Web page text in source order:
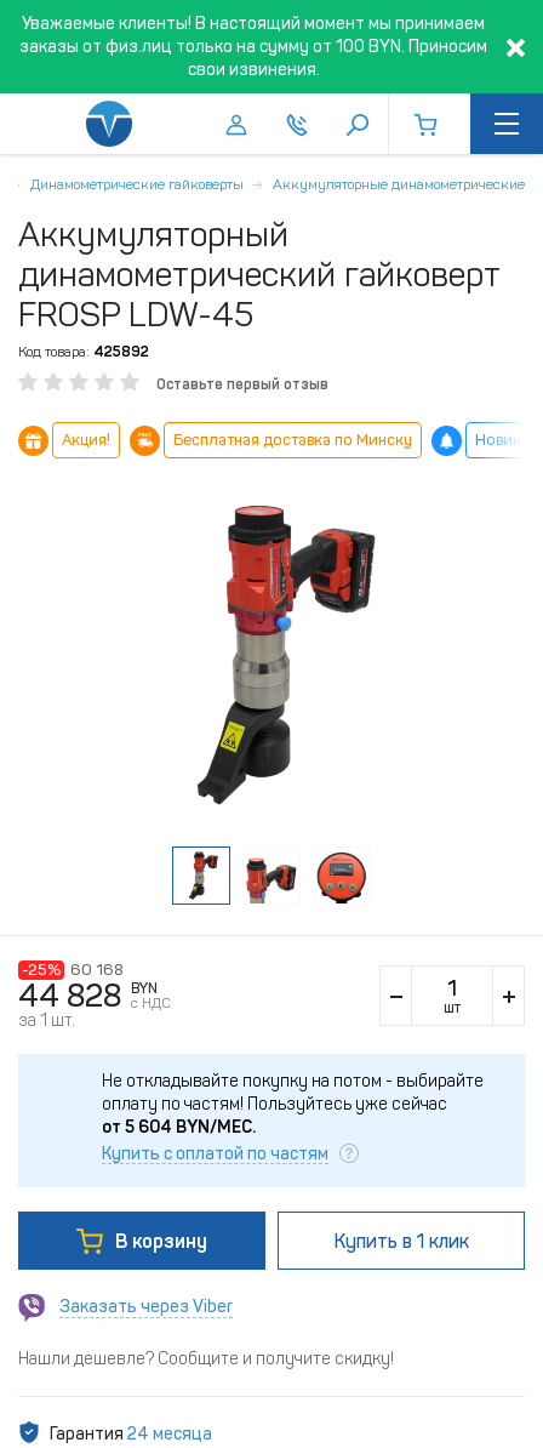
Уважаемые клиенты! В настоящий момент мы принимаем
заказы от физ.лиц только на сумму от 100 BYN. Приносим
свои извинения.
Динамометрические гайковерты Аккумуляторные динамометрические
Аккумуляторный
динамометрический гайковерт
FROSP LDW-45
Код товара: 425892
Оставьте первый отзыв
Акция! Бесплатная доставка по Минску Новинка
-25% 60 168
44 828
BYN
c НДС
за 1 шт.
шт
Не откладывайте покупку на потом - выбирайте
оплату по частям! Пользуйтесь уже сейчас
от 5 604 BYN/МЕС.
Купить с оплатой по частям
В корзину Купить в 1 клик
Заказать через Viber
Нашли дешевле? Сообщите и получите скидку!
Гарантия 24 месяца